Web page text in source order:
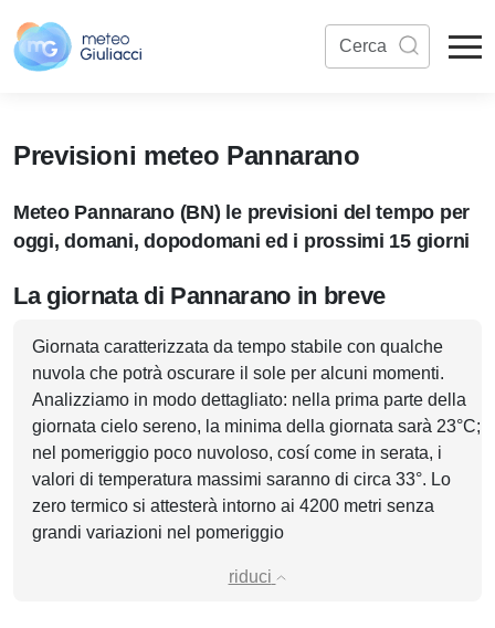
Previsioni meteo Pannarano
Meteo Pannarano (BN) le previsioni del tempo per
oggi, domani, dopodomani ed i prossimi 15 giorni
La giornata di Pannarano in breve
Giornata caratterizzata da tempo stabile con qualche
nuvola che potrà oscurare il sole per alcuni momenti.
Analizziamo in modo dettagliato: nella prima parte della
giornata cielo sereno, la minima della giornata sarà 23°C;
nel pomeriggio poco nuvoloso, cosí come in serata, i
valori di temperatura massimi saranno di circa 33°. Lo
zero termico si attesterà intorno ai 4200 metri senza
grandi variazioni nel pomeriggio
riduci